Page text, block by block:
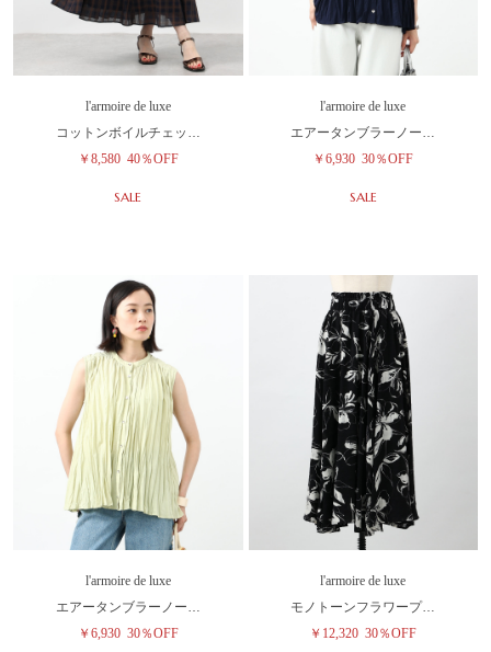
l'armoire de luxe
コットンボイルチェッ…
￥8,580 40％OFF
SALE
l'armoire de luxe
エアータンブラーノー…
￥6,930 30％OFF
SALE
l'armoire de luxe
エアータンブラーノー…
￥6,930 30％OFF
l'armoire de luxe
モノトーンフラワープ…
￥12,320 30％OFF